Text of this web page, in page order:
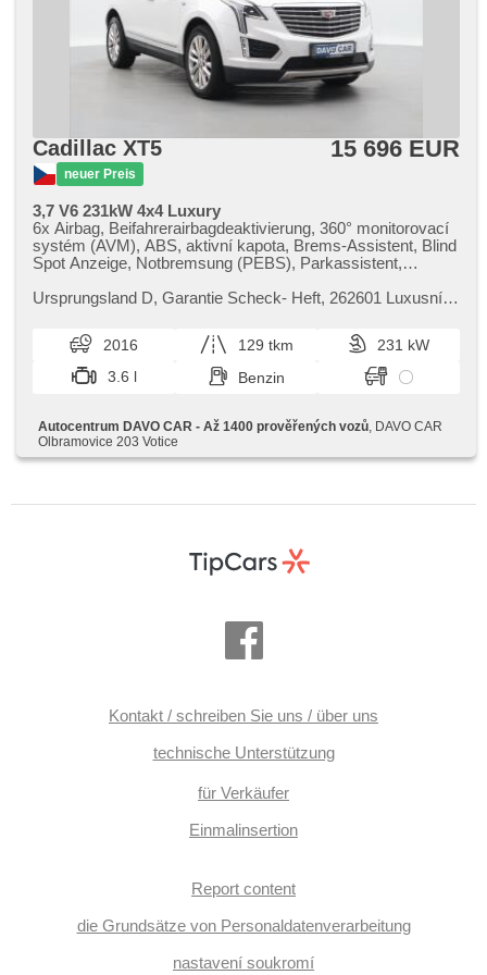
Cadillac XT5
neuer Preis
15 696 EUR
3,7 V6 231kW 4x4 Luxury
6x Airbag, Beifahrerairbagdeaktivierung, 360° monitorovací
systém (AVM), ABS, aktivní kapota, Brems-Assistent, Blind
Spot Anzeige, Notbremsung (PEBS), Parkassistent,
zadní, Antriebsschlupfregelung (ASR),
Reifendrucksensor, Elektronisches Stabilitätsprogramm
(ESP), Bluetooth, digitální příjem rádia (DAB), head-up
display, Zentralverriegelung mit Funkfernbedienung,
Zentralverriegelung, El. Deckel des Kofferraums, erfüllt
Lederpolsterung, Navigation, El. Seitenscheiben,
Scheibenwischersensor, Getönte Scheiben,
Heckscheibenwischer, Bi Xenon-Scheinwerfer, täglich
6 Geschwindigkeitsgänge, Adaptive
palubního počítače, Bordcomputer, Außenthermometer,
volba jízdního režimu, Multifunktionslenkrad, Lenkrad
Sitze, isofix, odvětrávaná sedadla, paměť nastavení sedadla
řidiče, Positionssitze, Ledersitze, beheizte Sitze,
höheneinstellbare Sitze, höheneinstellbare Fahrersitz,
Klappspiegel, El. Spiegel, beheizte Spiegel, Klimaablage
Ursprungsland D,​ Garantie Scheck​- Heft,​ 262601 Luxusní a
svým mimořádným komfo...
2016 129 tkm
231 kW
3.6 l
Benzin
Autocentrum DAVO CAR - Až 1400 prověřených vozů , DAVO CAR
Olbramovice 203 Votice
Kontakt / schreiben Sie uns / über uns
technische Unterstützung
für Verkäufer
Einmalinsertion
Report content
die Grundsätze von Personaldatenverarbeitung
nastavení soukromí